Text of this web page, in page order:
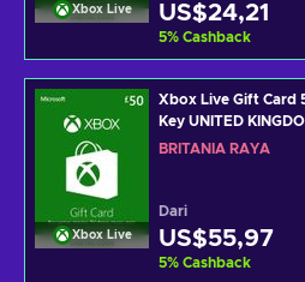
Xbox Live US$24,21
5% Cashback
Xbox Live
Xbox Live Gift Card
Key UNITED
BRITANIA RAYA
Dari
US$55,97
5% Cashback